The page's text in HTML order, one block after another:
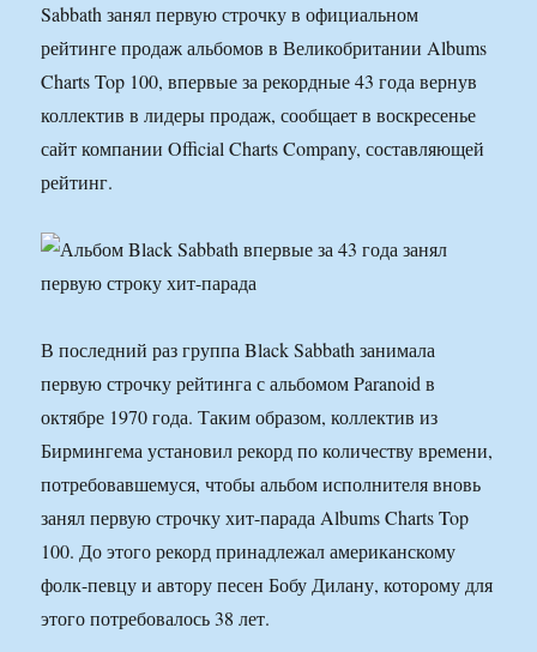
Sabbath занял первую строчку в официальном
рейтинге продаж альбомов в Великобритании Albums
Charts Top 100, впервые за рекордные 43 года вернув
коллектив в лидеры продаж, сообщает в воскресенье
сайт компании Official Charts Company, составляющей
рейтинг.
В последний раз группа Black Sabbath занимала
первую строчку рейтинга с альбомом Paranoid в
октябре 1970 года. Таким образом, коллектив из
Бирмингема установил рекорд по количеству времени,
потребовавшемуся, чтобы альбом исполнителя вновь
занял первую строчку хит-парада Albums Charts Top
100. До этого рекорд принадлежал американскому
фолк-певцу и автору песен Бобу Дилану, которому для
этого потребовалось 38 лет.